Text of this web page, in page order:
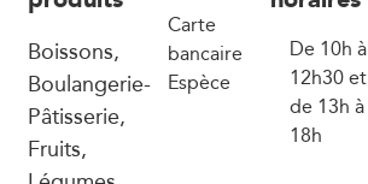
Boissons,
Boulangerie-
Pâtisserie,
Fruits,
Carte
bancaire
Espèce
De 10h à
12h30 et
de 13h à
18h